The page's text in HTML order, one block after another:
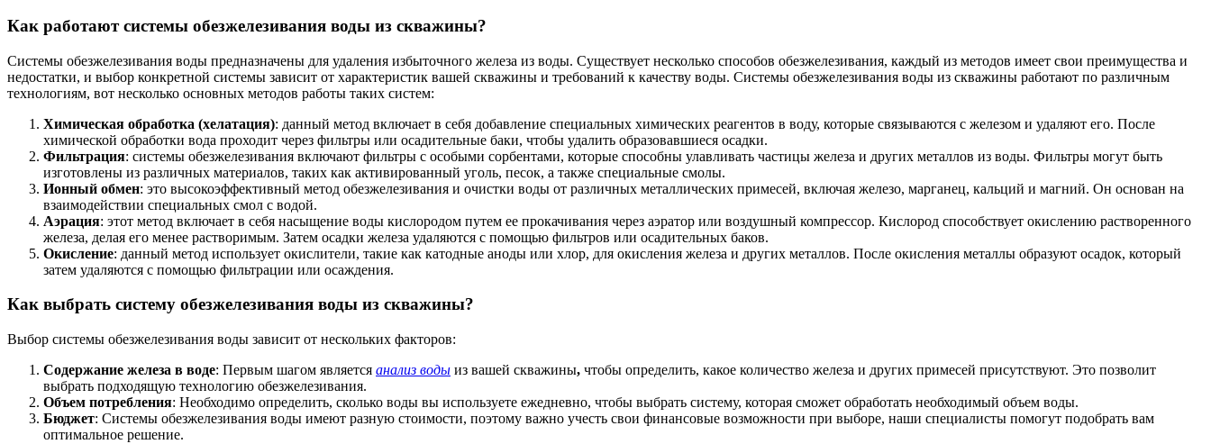
Как работают системы обезжелезивания воды из скважины?
Системы обезжелезивания воды предназначены для удаления избыточного железа из воды. Существует несколько способов обезжелезивания, каждый из методов имеет свои преимущества и
недостатки, и выбор конкретной системы зависит от характеристик вашей скважины и требований к качеству воды. Системы обезжелезивания воды из скважины работают по различным
технологиям, вот несколько основных методов работы таких систем:
Химическая обработка (хелатация): данный метод включает в себя добавление специальных химических реагентов в воду, которые связываются с железом и удаляют его. После
химической обработки вода проходит через фильтры или осадительные баки, чтобы удалить образовавшиеся осадки.
Фильтрация: системы обезжелезивания включают фильтры с особыми сорбентами, которые способны улавливать частицы железа и других металлов из воды. Фильтры могут быть
изготовлены из различных материалов, таких как активированный уголь, песок, а также специальные смолы.
Ионный обмен: это высокоэффективный метод обезжелезивания и очистки воды от различных металлических примесей, включая железо, марганец, кальций и магний. Он основан на
взаимодействии специальных смол с водой.
Аэрация: этот метод включает в себя насыщение воды кислородом путем ее прокачивания через аэратор или воздушный компрессор. Кислород способствует окислению растворенного
железа, делая его менее растворимым. Затем осадки железа удаляются с помощью фильтров или осадительных баков.
Окисление: данный метод использует окислители, такие как катодные аноды или хлор, для окисления железа и других металлов. После окисления металлы образуют осадок, который
затем удаляются с помощью фильтрации или осаждения.
Как выбрать систему обезжелезивания воды из скважины?
Выбор системы обезжелезивания воды зависит от нескольких факторов:
Содержание железа в воде: Первым шагом является анализ воды из вашей скважины, чтобы определить, какое количество железа и других примесей присутствуют. Это позволит
выбрать подходящую технологию обезжелезивания.
Объем потребления: Необходимо определить, сколько воды вы используете ежедневно, чтобы выбрать систему, которая сможет обработать необходимый объем воды.
Бюджет: Системы обезжелезивания воды имеют разную стоимости, поэтому важно учесть свои финансовые возможности при выборе, наши специалисты помогут подобрать вам
оптимальное решение.